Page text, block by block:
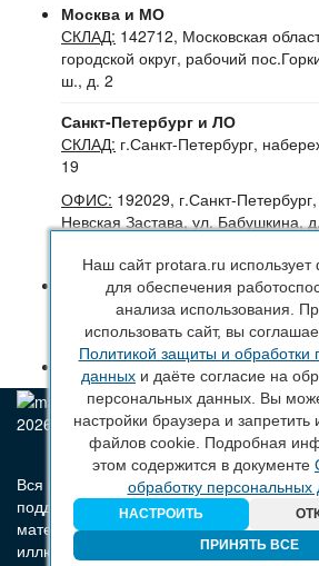
Москва и МО
СКЛАД: 142712, Московская
городской округ, рабочий
ш., д. 2
Санкт-Петербург и ЛО
СКЛАД: г.Санкт-Петербург,
19
ОФИС: 192029, г.Санкт-
Невская Застава, ул. Бабушкина,
8 (800) 222 44 29(Бесплатный
+7 (963) 314 20 33(Санкт-
+7 (963) 314 20 33(Москва и МО)
sales@protara.ru
2026 © ПроТара - Производство и
Вся информация, размещенная на веб-
поддоменах сайта protara.ru включая
материалы, шрифт, элементы дизайна,
иллюстрации/фотографии, охраняется в
Наш сайт protara.ru
для обеспечения
анализа использования.
использовать сайт, вы
Политикой защиты и обработки
данных и даёте согласие на
персональных данных. Вы
настройки браузера и запретить
файлов cookie. Подробная
этом содержится в документе
обработку персональных
НАСТРОИТЬ
ПРИНЯТЬ ВСЕ